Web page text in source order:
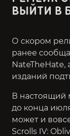
ВЫЙТИ В
О скором
ранее
NateTheHate,
изданий
В настоящий
до конца
может и
Scrolls IV: